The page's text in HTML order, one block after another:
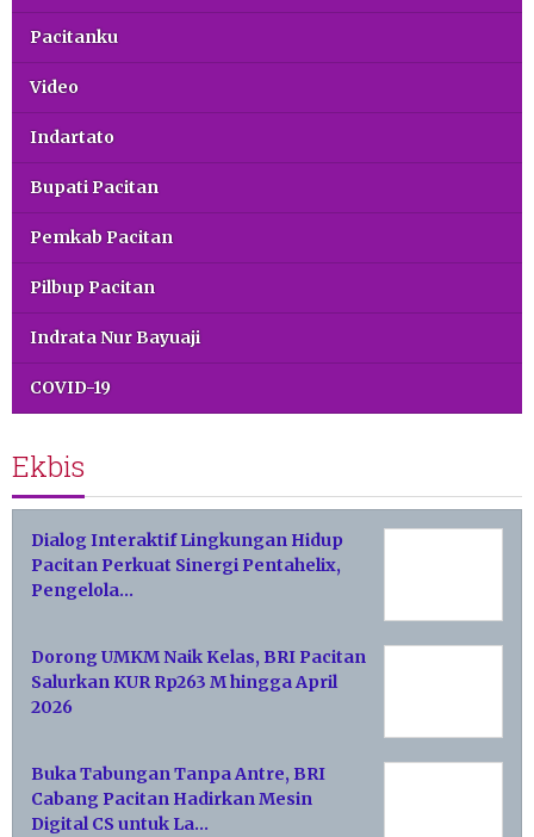
Pacitanku
Video
Indartato
Bupati Pacitan
Pemkab Pacitan
Pilbup Pacitan
Indrata Nur Bayuaji
COVID-19
Ekbis
Dialog Interaktif Lingkungan Hidup
Pacitan Perkuat Sinergi Pentahelix,
Pengelola…
Dorong UMKM Naik Kelas, BRI Pacitan
Salurkan KUR Rp263 M hingga April
2026
Buka Tabungan Tanpa Antre, BRI
Cabang Pacitan Hadirkan Mesin
Digital CS untuk La…